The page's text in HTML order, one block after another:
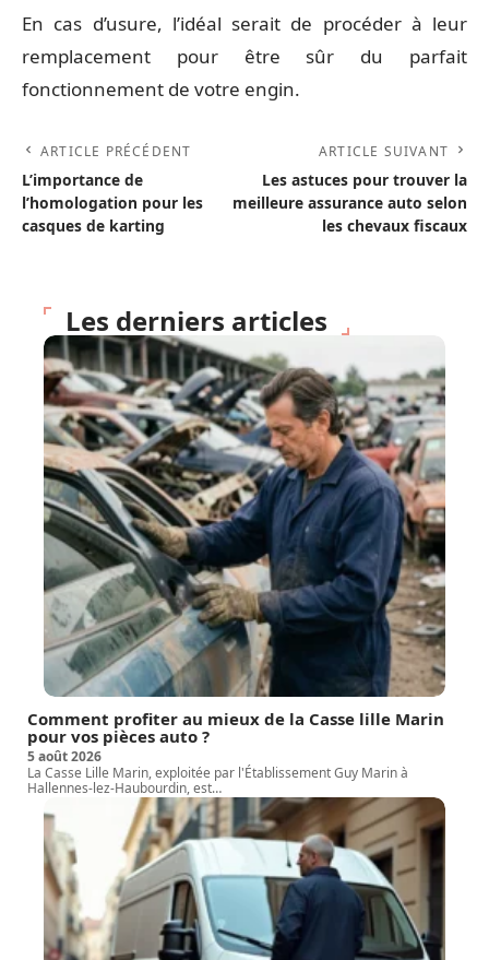
En cas d’usure, l’idéal serait de procéder à leur
remplacement pour être sûr du parfait
fonctionnement de votre engin.
ARTICLE PRÉCÉDENT
L’importance de
l’homologation pour les
casques de karting
ARTICLE SUIVANT
Les astuces pour trouver la
meilleure assurance auto selon
les chevaux fiscaux
Les derniers articles
Comment profiter au mieux de la Casse lille Marin
pour vos pièces auto ?
5 août 2026
La Casse Lille Marin, exploitée par l'Établissement Guy Marin à
Hallennes-lez-Haubourdin, est…